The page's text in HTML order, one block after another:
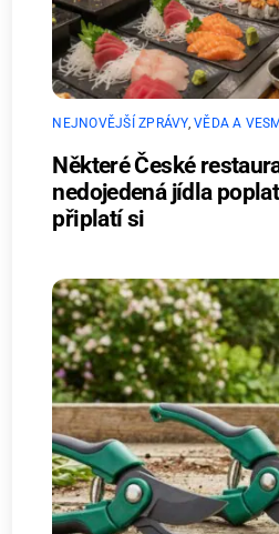
NEJNOVĚJŠÍ ZPRÁVY,VĚDA A
Některé České
nedojedená jídla
připlatí si